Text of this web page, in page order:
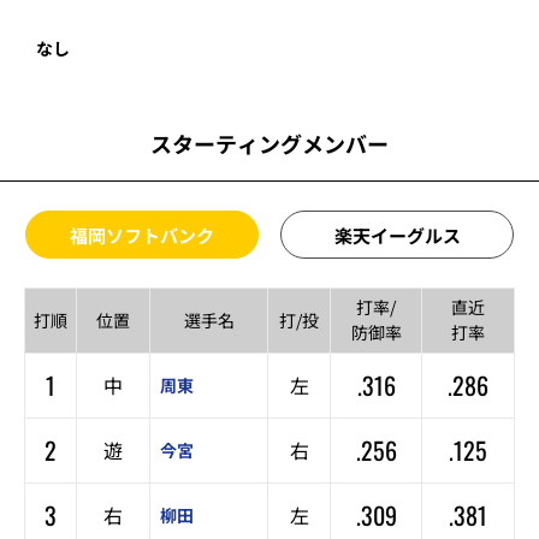
なし
スターティングメンバー
福岡ソフトバンク 楽天イーグルス
打順 位置 選手名 打/投
打率/
防御率
直近
打率
1 中 周東 左 .316
.286
2
遊 今宮 右 .256
.125
3
右 柳田 左 .309 .381